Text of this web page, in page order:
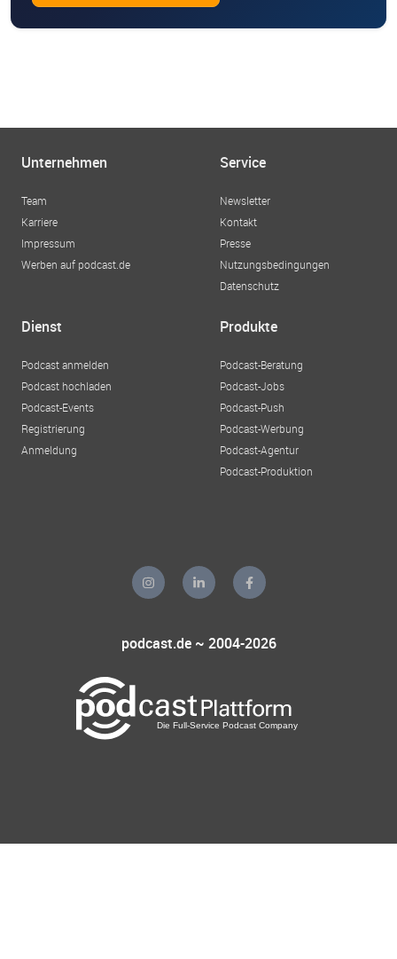
Unternehmen
Team
Karriere
Impressum
Werben auf podcast.de
Service
Newsletter
Kontakt
Presse
Nutzungsbedingungen
Datenschutz
Dienst
Podcast anmelden
Podcast hochladen
Podcast-Events
Registrierung
Anmeldung
Produkte
Podcast-Beratung
Podcast-Jobs
Podcast-Push
Podcast-Werbung
Podcast-Agentur
Podcast-Produktion
podcast.de ~ 2004-2026